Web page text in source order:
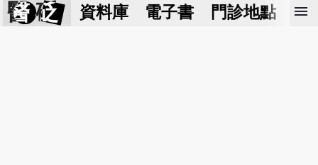
醫 砭 資料庫 電子書 門診地點 預
menu